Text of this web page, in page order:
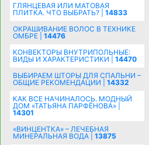
ГЛЯНЦЕВАЯ ИЛИ МАТОВАЯ
ПЛИТКА. ЧТО ВЫБРАТЬ? | 14833
ОКРАШИВАНИЕ ВОЛОС В ТЕХНИКЕ
ОМБРЕ | 14476
КОНВЕКТОРЫ ВНУТРИПОЛЬНЫЕ:
ВИДЫ И ХАРАКТЕРИСТИКИ | 14470
ВЫБИРАЕМ ШТОРЫ ДЛЯ СПАЛЬНИ –
ОБЩИЕ РЕКОМЕНДАЦИИ | 14332
КАК ВСЕ НАЧИНАЛОСЬ. МОДНЫЙ
ДОМ «ТАТЬЯНА ПАРФЁНОВА» |
14301
«ВИНЦЕНТКА» – ЛЕЧЕБНАЯ
МИНЕРАЛЬНАЯ ВОДА | 13875